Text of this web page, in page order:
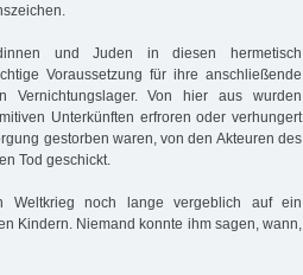
und Juden in diesen hermetisch
Voraussetzung für ihre anschließende
Vernichtungslager. Von hier aus wurden
Unterkünften erfroren oder verhungert
gestorben waren, von den Akteuren des
Tod geschickt.
Weltkrieg noch lange vergeblich auf ein
Kindern. Niemand konnte ihm sagen, wann,